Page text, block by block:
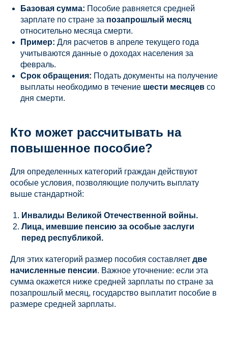
Базовая сумма: Пособие равняется средней
зарплате по стране за позапрошлый месяц
относительно месяца смерти.
Пример: Для расчетов в апреле текущего года
учитываются данные о доходах населения за
февраль.
Срок обращения: Подать документы на получение
выплаты необходимо в течение шести месяцев со
дня смерти.
Кто может рассчитывать на
повышенное пособие?
Для определенных категорий граждан действуют
особые условия, позволяющие получить выплату
выше стандартной:
Инвалиды Великой Отечественной войны.
Лица, имевшие пенсию за особые заслуги
перед республикой.
Для этих категорий размер пособия составляет две
начисленные пенсии. Важное уточнение: если эта
сумма окажется ниже средней зарплаты по стране за
позапрошлый месяц, государство выплатит пособие в
размере средней зарплаты.